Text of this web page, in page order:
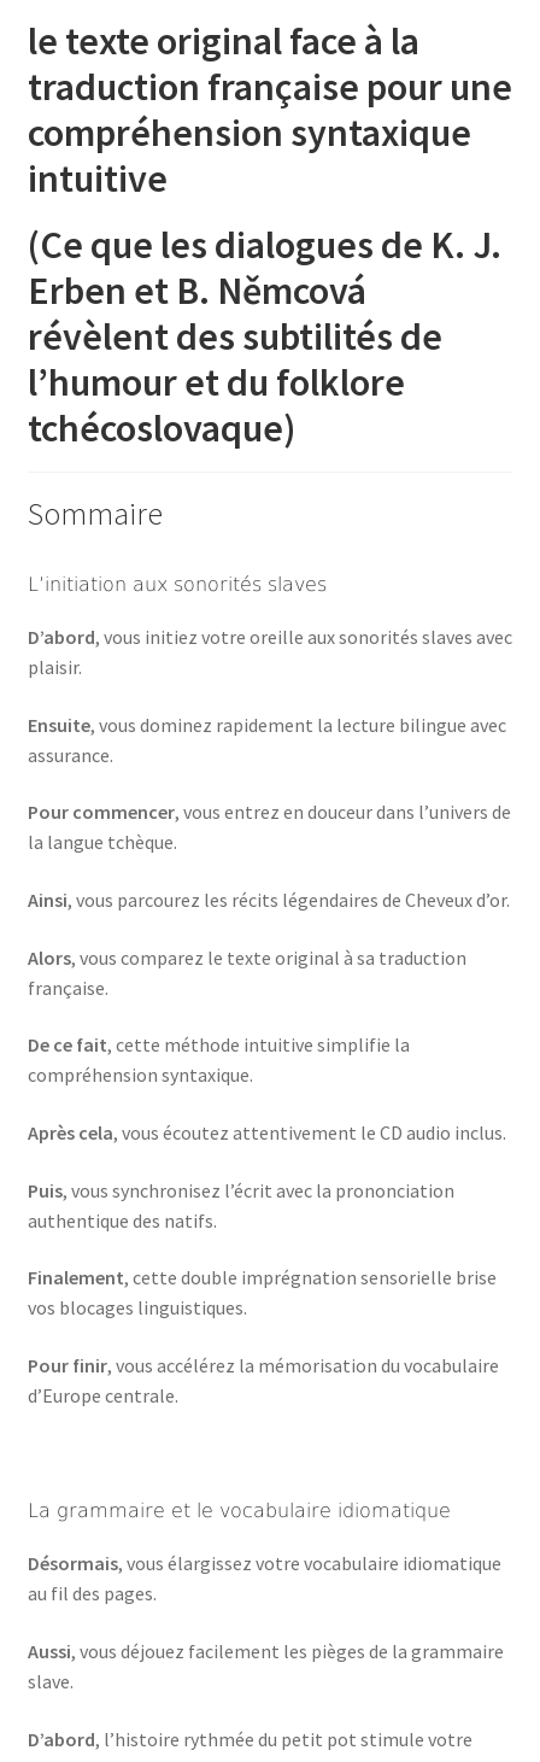
le texte original face à la
traduction française pour une
compréhension syntaxique
intuitive
(Ce que les dialogues de K. J.
Erben et B. Němcová
révèlent des subtilités de
l’humour et du folklore
tchécoslovaque)
Sommaire
L’initiation aux sonorités slaves
D’abord, vous initiez votre oreille aux sonorités slaves avec
plaisir.
Ensuite, vous dominez rapidement la lecture bilingue avec
assurance.
Pour commencer, vous entrez en douceur dans l’univers de
la langue tchèque.
Ainsi, vous parcourez les récits légendaires de Cheveux d’or.
Alors, vous comparez le texte original à sa traduction
française.
De ce fait, cette méthode intuitive simplifie la
compréhension syntaxique.
Après cela, vous écoutez attentivement le CD audio inclus.
Puis, vous synchronisez l’écrit avec la prononciation
authentique des natifs.
Finalement, cette double imprégnation sensorielle brise
vos blocages linguistiques.
Pour finir, vous accélérez la mémorisation du vocabulaire
d’Europe centrale.
La grammaire et le vocabulaire idiomatique
Désormais, vous élargissez votre vocabulaire idiomatique
au fil des pages.
Aussi, vous déjouez facilement les pièges de la grammaire
slave.
D’abord, l’histoire rythmée du petit pot stimule votre